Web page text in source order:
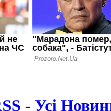
20.06.25 16:47
Костишин
помилку